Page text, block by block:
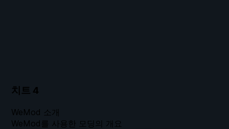
치트 4
WeMod 소개
WeMod를 사용한 모딩의 개요